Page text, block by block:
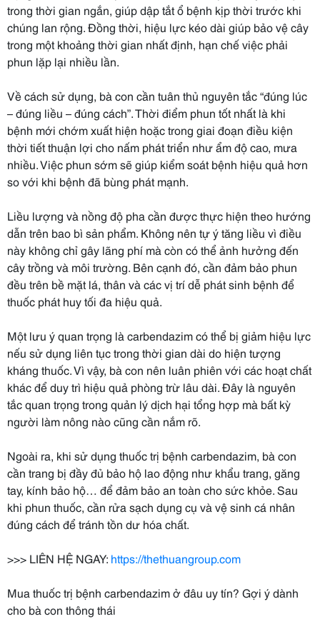
trong thời gian ngắn, giúp dập tắt ổ bệnh kịp thời trước khi
chúng lan rộng. Đồng thời, hiệu lực kéo dài giúp bảo vệ cây
trong một khoảng thời gian nhất định, hạn chế việc phải
phun lặp lại nhiều lần.
Về cách sử dụng, bà con cần tuân thủ nguyên tắc “đúng lúc
– đúng liều – đúng cách”. Thời điểm phun tốt nhất là khi
bệnh mới chớm xuất hiện hoặc trong giai đoạn điều kiện
thời tiết thuận lợi cho nấm phát triển như ẩm độ cao, mưa
nhiều. Việc phun sớm sẽ giúp kiểm soát bệnh hiệu quả hơn
so với khi bệnh đã bùng phát mạnh.
Liều lượng và nồng độ pha cần được thực hiện theo hướng
dẫn trên bao bì sản phẩm. Không nên tự ý tăng liều vì điều
này không chỉ gây lãng phí mà còn có thể ảnh hưởng đến
cây trồng và môi trường. Bên cạnh đó, cần đảm bảo phun
đều trên bề mặt lá, thân và các vị trí dễ phát sinh bệnh để
thuốc phát huy tối đa hiệu quả.
Một lưu ý quan trọng là carbendazim có thể bị giảm hiệu lực
nếu sử dụng liên tục trong thời gian dài do hiện tượng
kháng thuốc. Vì vậy, bà con nên luân phiên với các hoạt chất
khác để duy trì hiệu quả phòng trừ lâu dài. Đây là nguyên
tắc quan trọng trong quản lý dịch hại tổng hợp mà bất kỳ
người làm nông nào cũng cần nắm rõ.
Ngoài ra, khi sử dụng thuốc trị bệnh carbendazim, bà con
cần trang bị đầy đủ bảo hộ lao động như khẩu trang, găng
tay, kính bảo hộ… để đảm bảo an toàn cho sức khỏe. Sau
khi phun thuốc, cần rửa sạch dụng cụ và vệ sinh cá nhân
đúng cách để tránh tồn dư hóa chất.
>>> LIÊN HỆ NGAY: https://thethuangroup.com
Mua thuốc trị bệnh carbendazim ở đâu uy tín? Gợi ý dành
cho bà con thông thái